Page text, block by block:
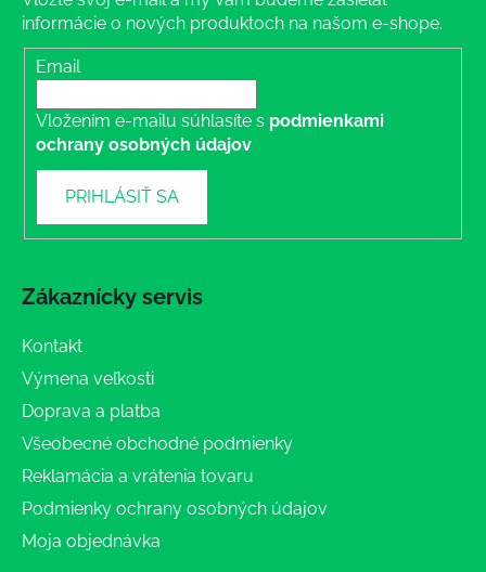
informácie o nových produktoch na našom e-shope.
Email
Vložením e-mailu súhlasíte s podmienkami
ochrany osobných údajov
PRIHLÁSIŤ SA
Zákaznícky servis
Kontakt
Výmena veľkosti
Doprava a platba
Všeobecné obchodné podmienky
Reklamácia a vrátenia tovaru
Podmienky ochrany osobných údajov
Moja objednávka